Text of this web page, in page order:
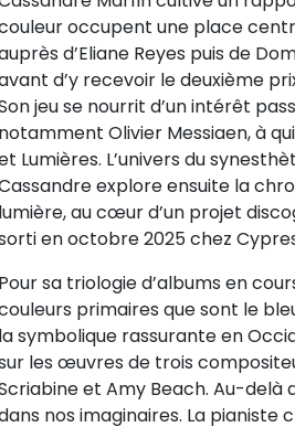
occupent une place
d’Eliane Reyes puis de
d’y recevoir le deuxième
jeu se nourrit d’un intérêt
notamment Olivier Messiaen, à
Lumières. L’univers du
explore ensuite la
lumière, au cœur d’un projet
en octobre 2025 chez
Pour sa triologie d’albums en
primaires que sont le
la symbolique rassurante en
les œuvres de trois
et Amy Beach. Au-
nos imaginaires. La pianiste